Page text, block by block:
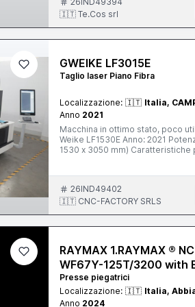
🇮🇹 Te.Cos srl
GWEIKE LF3015E
Taglio laser Piano Fibra
Localizzazione: 🇮🇹 Italia,
Anno 2021
Macchina in ottimo stato, poco
Weike LF1530E Anno: 2021 Potenza: Generatore
1530 x 3050 mm) Caratteristiche principali: Taglio di alta precisione su
Sistema di controllo user-
Ideale per carpenteria leggera/
componenti industriali Motivo della vendita: upgrade a potenza superiore. La macchina è stata
sempre manutenuta con
26IND49402
🇮🇹 CNC-FACTORY SRLS
RAYMAX 1.RAYMAX ®
WF67Y-125T/3200 with
Presse piegatrici
Localizzazione: 🇮🇹 Italia,
Anno 2024